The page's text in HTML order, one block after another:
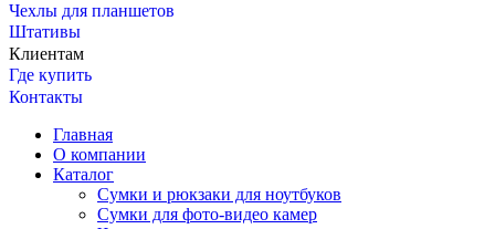
Чехлы для планшетов
Штативы
Клиентам
Где купить
Контакты
Главная
О компании
Каталог
Сумки и рюкзаки для ноутбуков
Сумки для фото-видео камер